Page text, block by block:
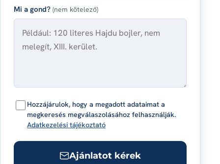
Mi a gond?(nem kötelező)
Hozzájárulok, hogy a megadott adataimat a
megkeresés megválaszolásához felhasználják.
Adatkezelési tájékoztató
Ajánlatot kérek